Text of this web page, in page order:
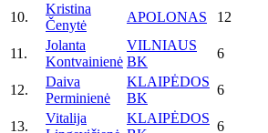
10.
Kristina
Čenytė
APOLONAS 12
11.
Jolanta
Kontvainienė
VILNIAUS
BK
6
12.
Daiva
Perminienė
KLAIPĖDOS
BK
6
13.
Vitalija
KLAIPĖDOS
6